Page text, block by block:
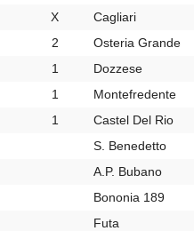
X
Cagliari
2
Osteria Grande
1
Dozzese
1
Montefredente
1
Castel Del Rio
S. Benedetto
A.P. Bubano
Bononia 189
Futa